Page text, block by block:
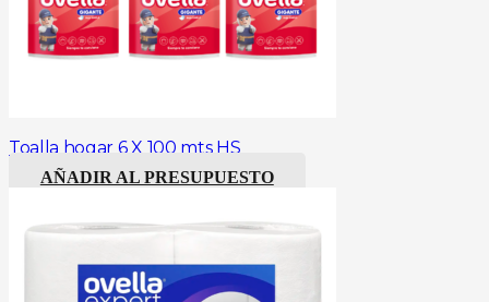
Toalla hogar 6 X 100 mts HS
AÑADIR AL PRESUPUESTO